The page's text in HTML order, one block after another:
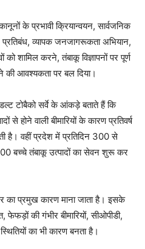
के प्रभावी क्रियान्वयन, सार्वजनिक
व्यापक जनजागरूकता अभियान,
शामिल करने, तंबाकू विज्ञापनों पर पूर्ण
की आवश्यकता पर बल दिया।
टोबैको सर्वे के आंकड़े बताते हैं कि
होने वाली बीमारियों के कारण प्रतिवर्ष
है। वहीं प्रदेश में प्रतिदिन 300 से
बच्चे तंबाकू उत्पादों का सेवन शुरू कर
प्रमुख कारण माना जाता है। इसके
फेफड़ों की गंभीर बीमारियों, सीओपीडी,
का भी कारण बनता है।